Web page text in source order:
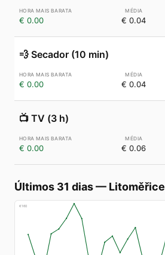
€ 0.00 € 0.04
💨 Secador (10 min)
€ 0.00 € 0.04
📺 TV (3 h)
€ 0.00 € 0.06
Últimos 31 dias— Litoměřice
€160